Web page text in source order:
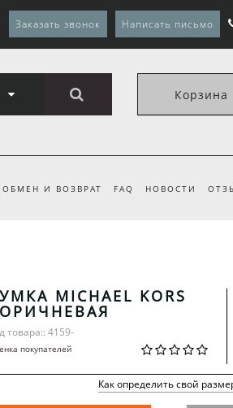
Заказать звонок Написать письмо
Корзина
ОБМЕН И ВОЗВРАТ FAQ НОВОСТИ
MICHAEL KORS
товара:: 4159-
покупателей
Как определить свой